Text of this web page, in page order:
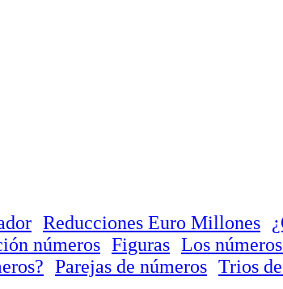
Reducciones Euro Millones
números Figuras Los
Parejas de números Trios